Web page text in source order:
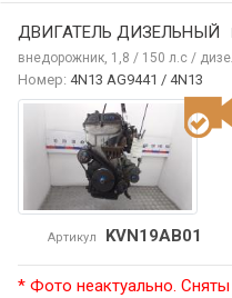
ДВИГАТЕЛЬ ДИЗЕЛЬНЫЙ
внедорожник, 1,8 / 150 л.с /
Номер: 4N13 AG9441 / 4N13
Артикул KVN19AB01
* Фото неактуально.